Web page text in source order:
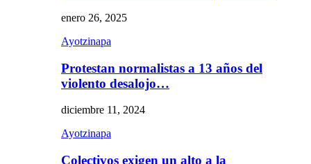
enero 26, 2025
Ayotzinapa
Protestan normalistas a 13 años del
violento desalojo…
diciembre 11, 2024
Ayotzinapa
Colectivos exigen un alto a la